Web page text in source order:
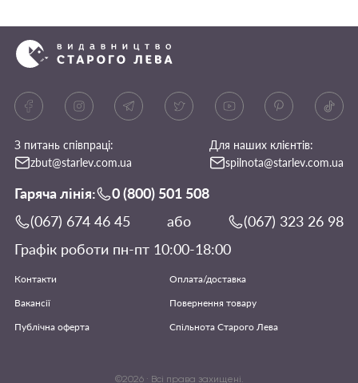
З питань співпраці:
zbut@starlev.com.ua
Для наших клієнтів:
spilnota@starlev.com.ua
Гаряча лінія:
0 (800) 501 508
(067) 674 46 45
або
(067) 323 26 98
Графік роботи пн-пт 10:00-18:00
Контакти
Оплата/доставка
Вакансії
Повернення товару
Публічна оферта
Спільнота Старого Лева
©2026· Всі права захищені.